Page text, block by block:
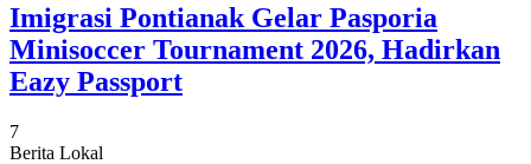
Imigrasi Pontianak Gelar Pasporia
Minisoccer Tournament 2026, Hadirkan
Eazy Passport
7
Berita Lokal